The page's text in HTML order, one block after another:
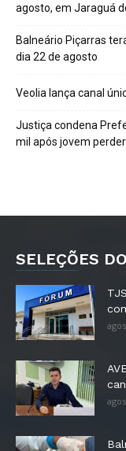
agosto, em Jaraguá
Balneário Piçarras
dia 22 de agosto
Veolia lança canal
Justiça condena
mil após jovem
SELEÇÕES